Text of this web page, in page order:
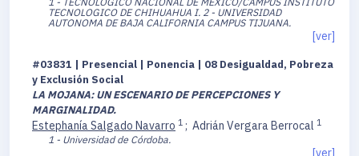
TECNOLOGICO DE CHIHUAHUA I. 2 - UNIVERSIDAD
AUTONOMA DE BAJA CALIFORNIA CAMPUS TIJUANA.
[ver]
#03831 | Presencial | Ponencia | 08 Desigualdad, Pobreza
y Exclusión Social
LA MOJANA: UN ESCENARIO DE PERCEPCIONES Y
MARGINALIDAD.
Estephanía Salgado Navarro 1 ; Adrián Vergara Berrocal 1
1 - Universidad de Córdoba.
[ver]